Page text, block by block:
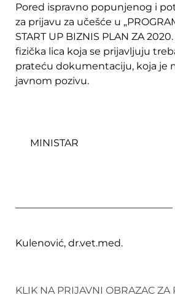
Pored ispravno popunjenog i
za prijavu za učešće u
START UP BIZNIS PLAN ZA
fizička lica koja se prijavljuju
prateću dokumentaciju, koja je
javnom pozivu.
MINISTAR
Kulenović, dr.vet.med.
KLIK NA PRIJAVNI OBRAZAC ZA